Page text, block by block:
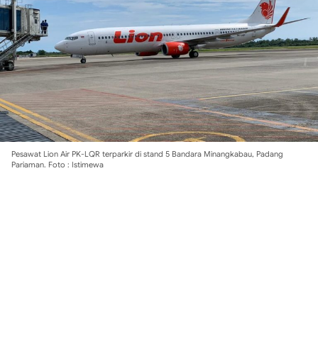
Pesawat Lion Air PK-LQR terparkir di stand 5 Bandara Minangkabau, Padang
Pariaman. Foto : Istimewa